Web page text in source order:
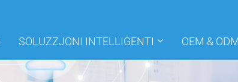
SOLUZZJONI INTELLIĠENTI OEM & ODM